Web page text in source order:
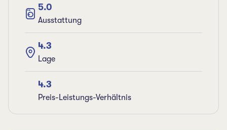
5.0
Ausstattung
4.3
Lage
4.3
Preis-Leistungs-Verhältnis